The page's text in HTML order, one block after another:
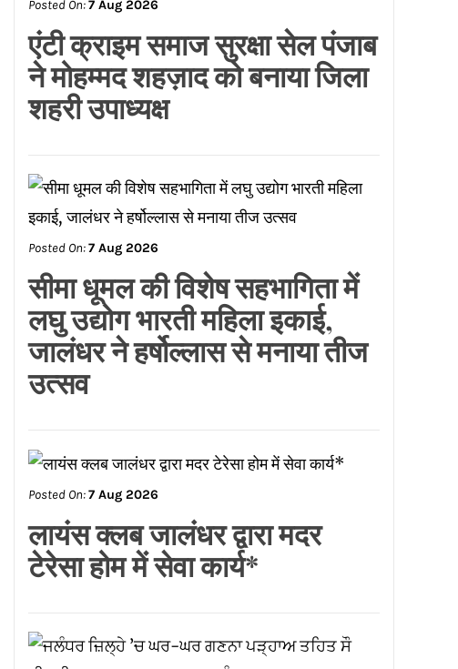
Posted On: 7 Aug 2026
लघु उद्योग भारती महिला इकाई,
जालंधर ने हर्षोल्लास से मनाया तीज
उत्सव
Posted On:7 Aug 2026
लायंस क्लब जालंधर द्वारा मदर
Posted On: 7 Aug 2026
ਗਣਨਾ ਪੜ੍ਹਾਅ ਤਹਿਤ ਸੌ ਫੀਸਦੀ